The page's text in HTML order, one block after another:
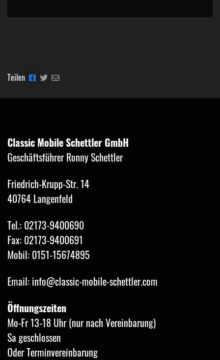
Teilen
Classic Mobile Schettler GmbH
Geschäftsführer Ronny Schettler
Friedrich-Krupp-Str. 14
40764 Langenfeld
Tel.: 02173-9400690
Fax: 02173-9400691
Mobil: 0151-15674895
Email: info@classic-mobile-schettler.com
Öffnungszeiten
Mo-Fr 13-18 Uhr (nur nach Vereinbarung)
Sa geschlossen
Oder Terminvereinbarung